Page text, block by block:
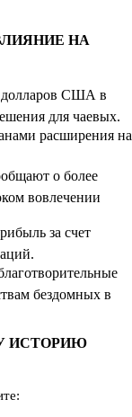
НА
долларов США в
для чаевых.
расширения на
о более
вовлечении
за счет
бездомных в
ИСТОРИЮ
: